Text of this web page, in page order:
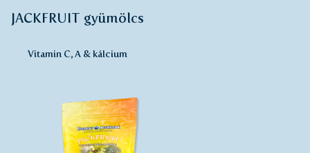
JACKFRUIT gyümölcs
Vitamin C, A & kálcium